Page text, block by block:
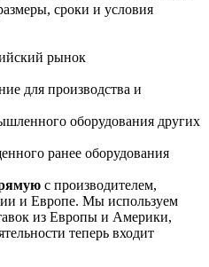
сроки и условия
рынок
для производства и
оборудования других
ранее оборудования
с производителем,
и Европе. Мы используем
из Европы и Америки,
теперь входит